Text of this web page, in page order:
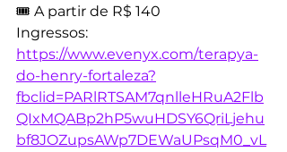
🎟️ A partir de R$ 140
Ingressos:
https://www.evenyx.com/terapya-
do-henry-fortaleza?
fbclid=PARlRTSAM7qnlleHRuA2Flb
QIxMQABp2hP5wuHDSY6QriLjehu
bf8JOZupsAWp7DEWaUPsqM0_vL